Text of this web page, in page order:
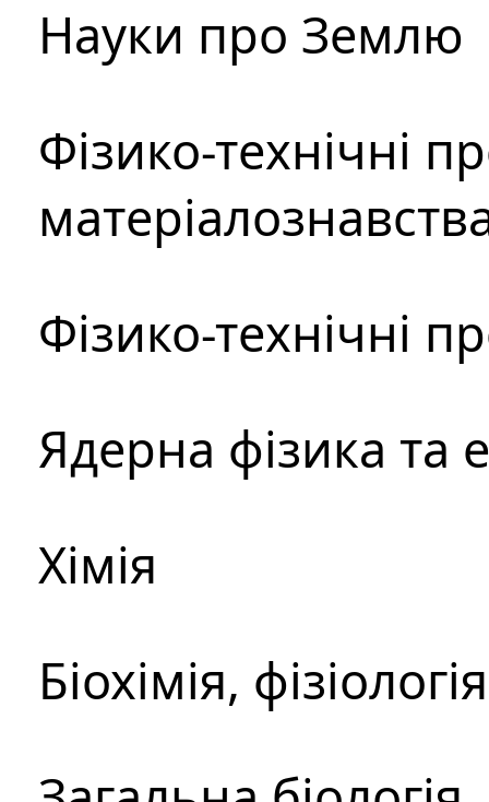
Науки про Землю
Фізико-технічні
Фізико-технічні
Ядерна фізика та
Хімія
Біохімія,